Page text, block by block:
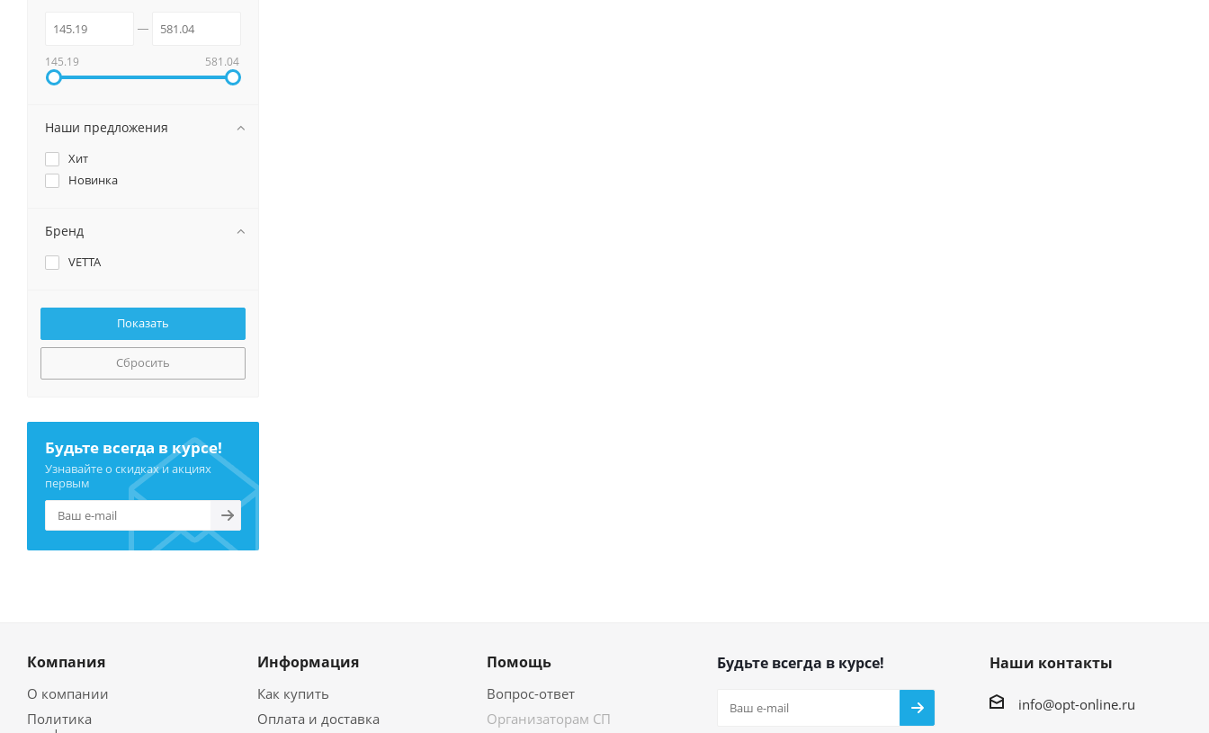
145.19 581.04
Наши предложения
Хит
Новинка
Бренд
VETTA
Сбросить
Будьте всегда в курсе!
Узнавайте о скидках и акциях
первым
Компания
О компании
Политика
Информация
Как купить
Оплата и доставка
Помощь
Вопрос-ответ
Организаторам СП
Будьте всегда в курсе! Наши контакты
info@opt-online.ru